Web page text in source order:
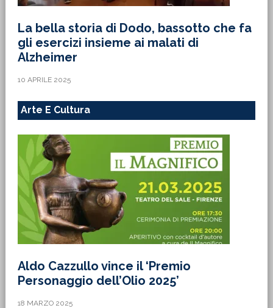
La bella storia di Dodo, bassotto che fa
gli esercizi insieme ai malati di
Alzheimer
10 APRILE 2025
Arte E Cultura
Aldo Cazzullo vince il ‘Premio
Personaggio dell’Olio 2025’
18 MARZO 2025